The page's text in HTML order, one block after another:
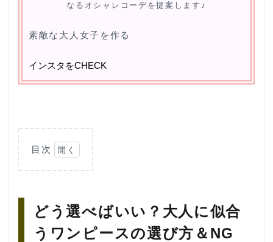
なるオシャレコーデを提案します♪
素敵な大人女子を作る
インスタをCHECK
目次
い？
大人
に似
どう選べばいい？大人に似合
うワンピースの選び方＆NG